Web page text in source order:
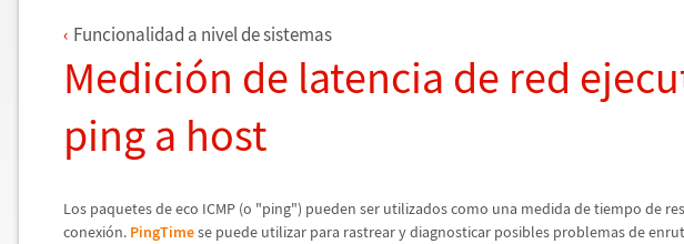
Funcionalidad a nivel de sistemas
Medición de latencia de red
ping a host
Los paquetes de eco ICMP (o "ping") pueden ser utilizados como una medida de tiempo de
conexión. PingTimese puede utilizar para rastrear y diagnosticar posibles problemas de